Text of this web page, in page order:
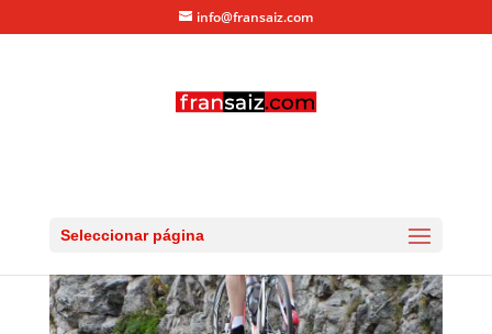
info@fransaiz.com
Seleccionar página